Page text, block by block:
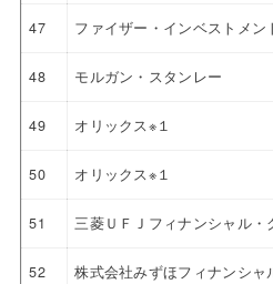
47 ファイザー・インベストメ
48 モルガン・スタンレー
49 オリックス※１
50 オリックス※１
51 三菱ＵＦＪフィナンシャル・
52 株式会社みずほフィナンシャ